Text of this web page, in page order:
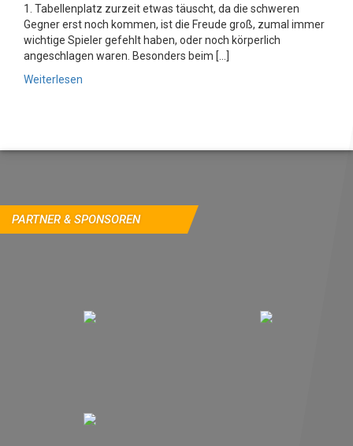
1. Tabellenplatz zurzeit etwas täuscht, da die schweren
Gegner erst noch kommen, ist die Freude groß, zumal immer
wichtige Spieler gefehlt haben, oder noch körperlich
angeschlagen waren. Besonders beim […]
Weiterlesen
PARTNER & SPONSOREN